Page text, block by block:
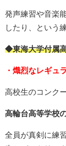
発声練習や音楽
したり、という
◆東海大学付属
・熾烈なレギュ
高校生のコンク
高輪台高等学校
全員が真剣に練